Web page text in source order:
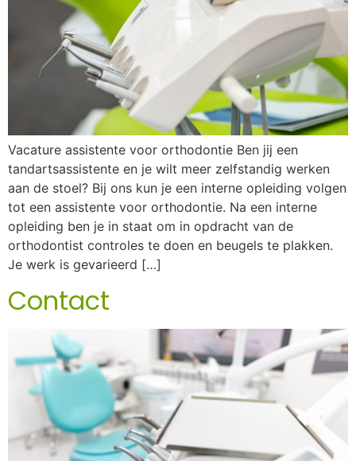
Vacature assistente voor orthodontie Ben jij een
tandartsassistente en je wilt meer zelfstandig werken
aan de stoel? Bij ons kun je een interne opleiding volgen
tot een assistente voor orthodontie. Na een interne
opleiding ben je in staat om in opdracht van de
orthodontist controles te doen en beugels te plakken.
Je werk is gevarieerd […]
Contact